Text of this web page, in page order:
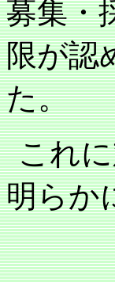
募集・
限が認
た。
これ
明らか